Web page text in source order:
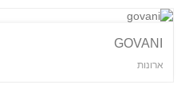
GOVANI
ארונות